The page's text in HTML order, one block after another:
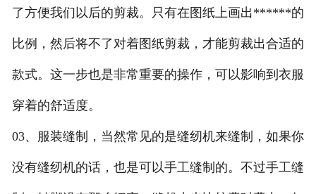
了方便我们以后的剪裁。只有在图纸上画出******的
比例，然后将不了对着图纸剪裁，才能剪裁出合适的
款式。这一步也是非常重要的操作，可以影响到衣服
穿着的舒适度。
03、服装缝制，当然常见的是缝纫机来缝制，如果你
没有缝纫机的话，也是可以手工缝制的。不过手工缝